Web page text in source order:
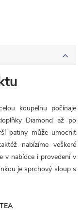
koupelnu počínaje
Diamond až po
patiny může umocnit
nabízíme veškeré
v nabídce i provedení v
je sprchový sloup s